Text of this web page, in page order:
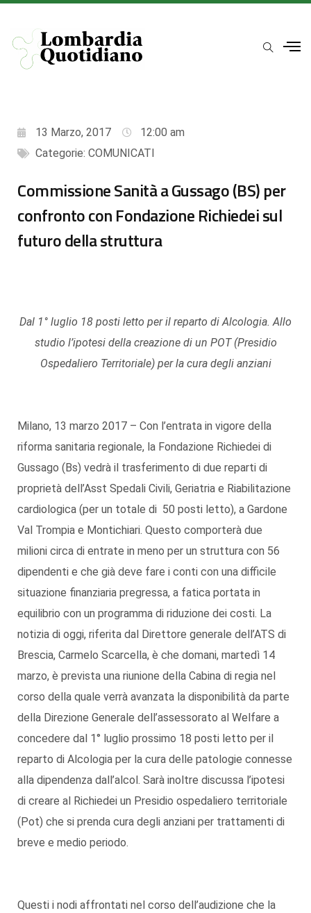
13 Marzo, 2017
12:00 am
Categorie: COMUNICATI
Commissione Sanità a Gussago (BS) per
confronto con Fondazione Richiedei sul
futuro della struttura
Dal 1° luglio 18 posti letto per il reparto di Alcologia. Allo
studio l’ipotesi della creazione di un POT (Presidio
Ospedaliero Territoriale) per la cura degli anziani
Milano, 13 marzo 2017 – Con l’entrata in vigore della
riforma sanitaria regionale, la Fondazione Richiedei di
Gussago (Bs) vedrà il trasferimento di due reparti di
proprietà dell’Asst Spedali Civili, Geriatria e Riabilitazione
cardiologica (per un totale di 50 posti letto), a Gardone
Val Trompia e Montichiari. Questo comporterà due
milioni circa di entrate in meno per un struttura con 56
dipendenti e che già deve fare i conti con una difficile
situazione finanziaria pregressa, a fatica portata in
equilibrio con un programma di riduzione dei costi. La
notizia di oggi, riferita dal Direttore generale dell’ATS di
Brescia, Carmelo Scarcella, è che domani, martedì 14
marzo, è prevista una riunione della Cabina di regia nel
corso della quale verrà avanzata la disponibilità da parte
della Direzione Generale dell’assessorato al Welfare a
concedere dal 1° luglio prossimo 18 posti letto per il
reparto di Alcologia per la cura delle patologie connesse
alla dipendenza dall’alcol. Sarà inoltre discussa l’ipotesi
di creare al Richiedei un Presidio ospedaliero territoriale
(Pot) che si prenda cura degli anziani per trattamenti di
breve e medio periodo.
Questi i nodi affrontati nel corso dell’audizione che la